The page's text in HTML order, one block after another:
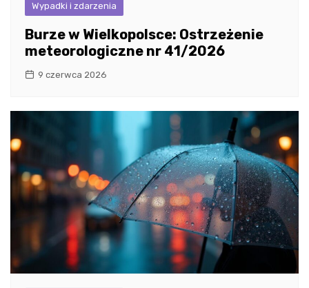
Wypadki i zdarzenia
Burze w Wielkopolsce: Ostrzeżenie
meteorologiczne nr 41/2026
9 czerwca 2026